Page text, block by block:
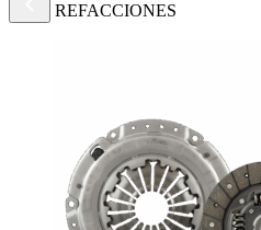
REFACCIONES